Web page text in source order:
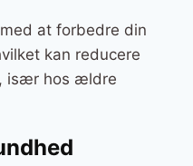
at forbedre din
kan reducere
især hos ældre